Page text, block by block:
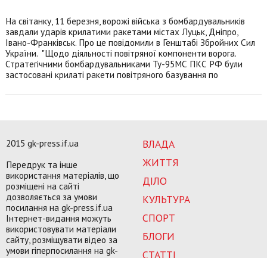
На світанку, 11 березня, ворожі війська з бомбардувальників
завдали ударів крилатими ракетами містах Луцьк, Дніпро,
Івано-Франківськ. Про це повідомили в Генштабі Збройних Сил
України. "Щодо діяльності повітряної компоненти ворога.
Стратегічними бомбардувальниками Ту-95МС ПКС РФ були
застосовані крилаті ракети повітряного базування по
ВЛАДА
ЖИТТЯ
ДІЛО
КУЛЬТУРА
СПОРТ
БЛОГИ
СТАТТІ
2015 gk-press.if.ua
Передрук та інше
використання матеріалів, що
розміщені на сайті
дозволяється за умови
посилання на gk-press.if.ua
Інтернет-видання можуть
використовувати матеріали
сайту, розміщувати відео за
умови гіперпосилання на gk-